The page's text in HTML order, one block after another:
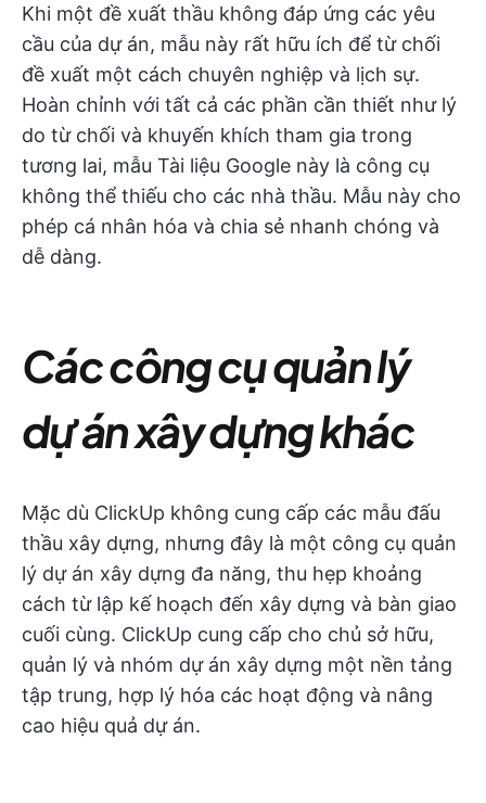
Khi một đề xuất thầu không đáp ứng các yêu
cầu của dự án, mẫu này rất hữu ích để từ chối
đề xuất một cách chuyên nghiệp và lịch sự.
Hoàn chỉnh với tất cả các phần cần thiết như lý
do từ chối và khuyến khích tham gia trong
tương lai, mẫu Tài liệu Google này là công cụ
không thể thiếu cho các nhà thầu. Mẫu này cho
phép cá nhân hóa và chia sẻ nhanh chóng và
dễ dàng.
Các công cụ quản lý
dự án xây dựng khác
Mặc dù ClickUp không cung cấp các mẫu đấu
thầu xây dựng, nhưng đây là một công cụ quản
lý dự án xây dựng đa năng, thu hẹp khoảng
cách từ lập kế hoạch đến xây dựng và bàn giao
cuối cùng. ClickUp cung cấp cho chủ sở hữu,
quản lý và nhóm dự án xây dựng một nền tảng
tập trung, hợp lý hóa các hoạt động và nâng
cao hiệu quả dự án.